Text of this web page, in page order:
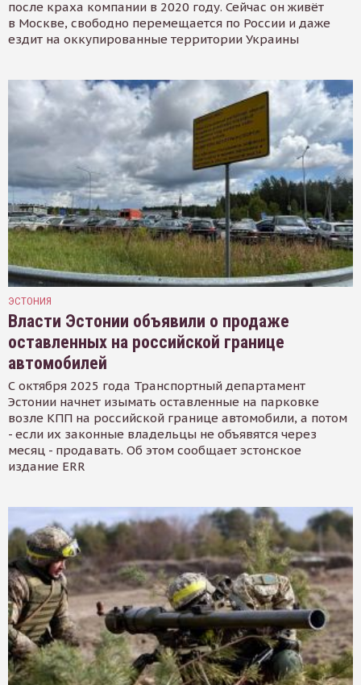
после краха компании в 2020 году. Сейчас он живёт
в Москве, свободно перемещается по России и даже
ездит на оккупированные территории Украины
ЭСТОНИЯ
Власти Эстонии объявили о продаже
оставленных на российской границе
автомобилей
С октября 2025 года Транспортный департамент
Эстонии начнет изымать оставленные на парковке
возле КПП на российской границе автомобили, а потом
- если их законные владельцы не объявятся через
месяц - продавать. Об этом сообщает эстонское
издание ERR